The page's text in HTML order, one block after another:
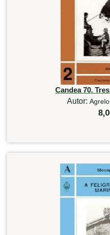
Candea 70.
Autor: